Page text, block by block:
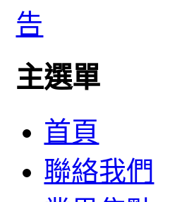
主選單
首頁
聯絡我們